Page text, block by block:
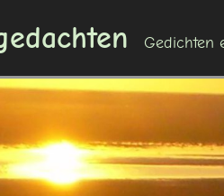
Gedichten